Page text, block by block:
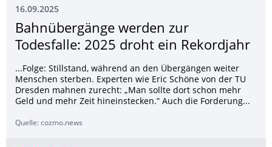
16.09.2025
Bahnübergänge werden zur
Todesfalle: 2025 droht ein Rekordjahr
...Folge: Stillstand, während an den Übergängen weiter
Menschen sterben. Experten wie Eric Schöne von der TU
Dresden mahnen zurecht: „Man sollte dort schon mehr
Geld und mehr Zeit hineinstecken.“ Auch die Forderung...
Quelle: cozmo.news